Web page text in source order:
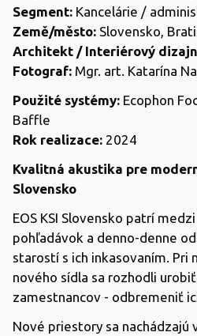
Segment: Kancelárie /
Země/město: Slovensko,
Architekt / Interiérový
Fotograf: Mgr. art. Katarína
Použité systémy: Ecophon
Baffle
Rok realizace: 2024
Kvalitná akustika pre
Slovensko
EOS KSI Slovensko patrí
pohľadávok a denno-denne
starostí s ich inkasovaním. Pri
nového sídla sa rozhodli
zamestnancov - odbremeniť
Nové priestory sa nachádzajú